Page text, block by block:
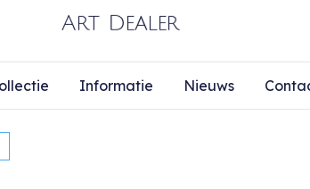
Informatie Nieuws